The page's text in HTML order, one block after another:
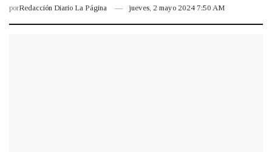
porRedacción Diario La Página jueves, 2 mayo 2024 7:50 AM